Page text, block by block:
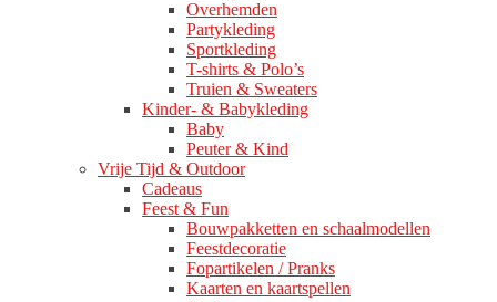
Overhemden
Partykleding
Sportkleding
T-shirts & Polo’s
Truien & Sweaters
Kinder- & Babykleding
Baby
Peuter & Kind
Vrije Tijd & Outdoor
Cadeaus
Feest & Fun
Bouwpakketten en schaalmodellen
Feestdecoratie
Fopartikelen / Pranks
Kaarten en kaartspellen